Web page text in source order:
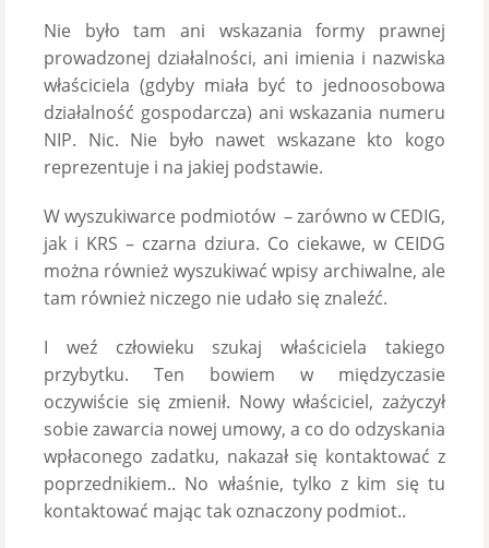
Nie było tam ani wskazania formy prawnej
prowadzonej działalności, ani imienia i nazwiska
właściciela (gdyby miała być to jednoosobowa
działalność gospodarcza) ani wskazania numeru
NIP. Nic. Nie było nawet wskazane kto kogo
reprezentuje i na jakiej podstawie.
W wyszukiwarce podmiotów – zarówno w CEDIG,
jak i KRS – czarna dziura. Co ciekawe, w CEIDG
można również wyszukiwać wpisy archiwalne, ale
tam również niczego nie udało się znaleźć.
I weź człowieku szukaj właściciela takiego
przybytku. Ten bowiem w międzyczasie
oczywiście się zmienił. Nowy właściciel, zażyczył
sobie zawarcia nowej umowy, a co do odzyskania
wpłaconego zadatku, nakazał się kontaktować z
poprzednikiem.. No właśnie, tylko z kim się tu
kontaktować mając tak oznaczony podmiot..